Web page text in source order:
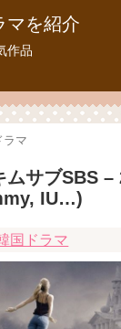
マを紹介
作品
ラマ
サブSBS –
IU…)
国ドラマ